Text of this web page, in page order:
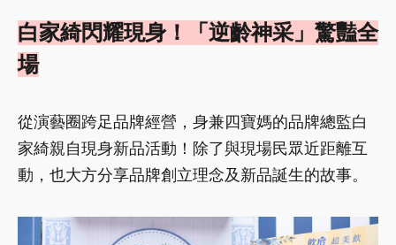
白家綺閃耀現身！「逆齡神采」驚豔全
場
從演藝圈跨足品牌經營，身兼四寶媽的品牌總監白
家綺親自現身新品活動！除了與現場民眾近距離互
動，也大方分享品牌創立理念及新品誕生的故事。